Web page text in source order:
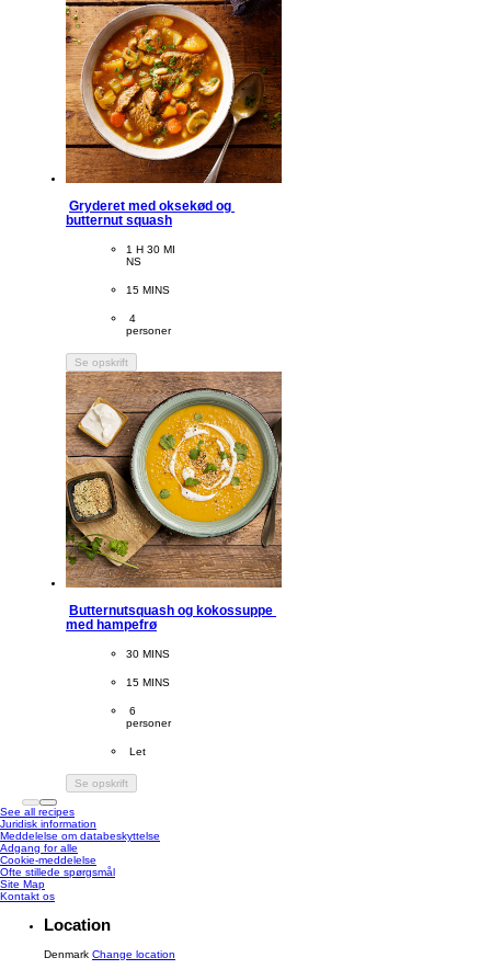
Gryderet med oksekød og
butternut squash
CookingTime
1 H 30 MI
NS
PreparationTime
15 MINS
Servings
4
personer
Se opskrift
Butternutsquash og kokossuppe
med hampefrø
CookingTime
30 MINS
PreparationTime
15 MINS
Servings
6
personer
Difficulty
Let
Se opskrift
See all recipes
Juridisk information
Meddelelse om databeskyttelse
Adgang for alle
Cookie-meddelelse
Ændre Indstillingerne
Site Map